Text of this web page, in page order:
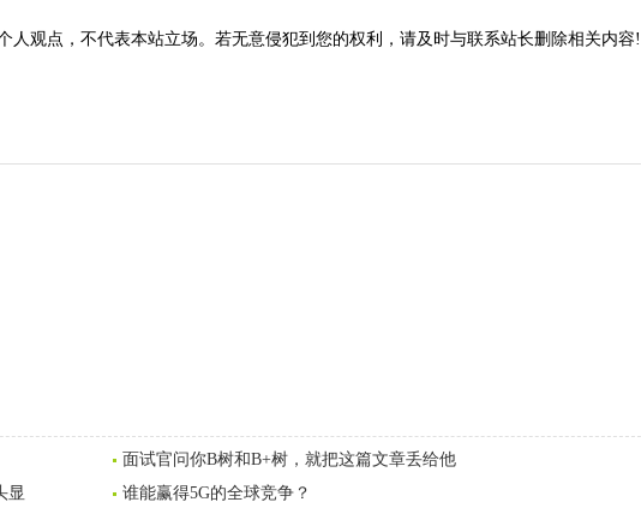
人观点，不代表本站立场。若无意侵犯到您的权利，请及时与联系站长删除相关内容!
面试官问你B树和B+树，就把这篇文章丢给他
显
谁能赢得5G的全球竞争？